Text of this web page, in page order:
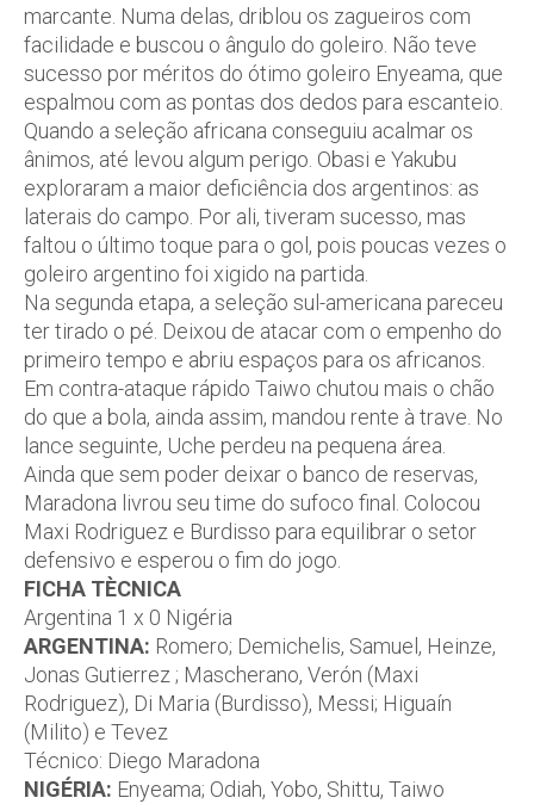
marcante. Numa delas, driblou os zagueiros com
facilidade e buscou o ângulo do goleiro. Não teve
sucesso por méritos do ótimo goleiro Enyeama, que
espalmou com as pontas dos dedos para escanteio.
Quando a seleção africana conseguiu acalmar os
ânimos, até levou algum perigo. Obasi e Yakubu
exploraram a maior deficiência dos argentinos: as
laterais do campo. Por ali, tiveram sucesso, mas
faltou o último toque para o gol, pois poucas vezes o
goleiro argentino foi xigido na partida.
Na segunda etapa, a seleção sul-americana pareceu
ter tirado o pé. Deixou de atacar com o empenho do
primeiro tempo e abriu espaços para os africanos.
Em contra-ataque rápido Taiwo chutou mais o chão
do que a bola, ainda assim, mandou rente à trave. No
lance seguinte, Uche perdeu na pequena área.
Ainda que sem poder deixar o banco de reservas,
Maradona livrou seu time do sufoco final. Colocou
Maxi Rodriguez e Burdisso para equilibrar o setor
defensivo e esperou o fim do jogo.
FICHA TÈCNICA
Argentina 1 x 0 Nigéria
ARGENTINA: Romero; Demichelis, Samuel, Heinze,
Jonas Gutierrez ; Mascherano, Verón (Maxi
Rodriguez), Di Maria (Burdisso), Messi; Higuaín
(Milito) e Tevez
Técnico: Diego Maradona
NIGÉRIA: Enyeama; Odiah, Yobo, Shittu, Taiwo